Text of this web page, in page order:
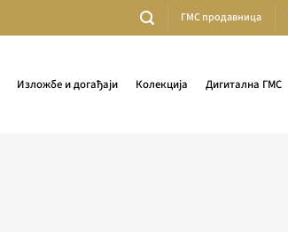
ГМС продавница
Изложбе и догађаји Колекција Дигитална ГМС